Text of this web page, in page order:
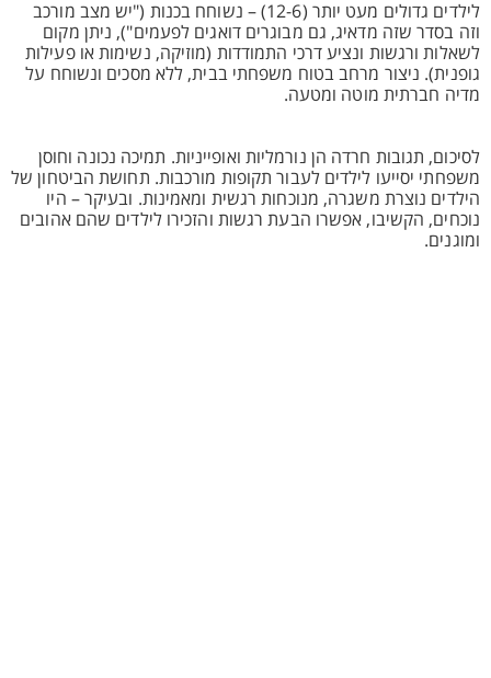
לילדים גדולים מעט יותר (12-6) – נשוחח בכנות ("יש מצב מורכב
וזה בסדר שזה מדאיג, גם מבוגרים דואגים לפעמים"), ניתן מקום
לשאלות ורגשות ונציע דרכי התמודדות (מוזיקה, נשימות או פעילות
גופנית). ניצור מרחב בטוח משפחתי בבית, ללא מסכים ונשוחח על
מדיה חברתית מוטה ומטעה.
לסיכום, תגובות חרדה הן נורמליות ואופייניות. תמיכה נכונה וחוסן
משפחתי יסייעו לילדים לעבור תקופות מורכבות. תחושת הביטחון של
הילדים נוצרת משגרה, מנוכחות רגשית ומאמינות. ובעיקר – היו
נוכחים, הקשיבו, אפשרו הבעת רגשות והזכירו לילדים שהם אהובים
ומוגנים.